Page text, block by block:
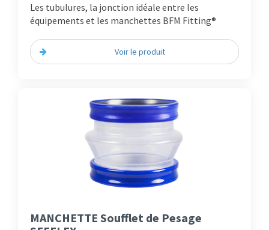
Les tubulures, la jonction idéale entre les
équipements et les manchettes BFM Fitting®
Voir le produit
MANCHETTE Soufflet de Pesage